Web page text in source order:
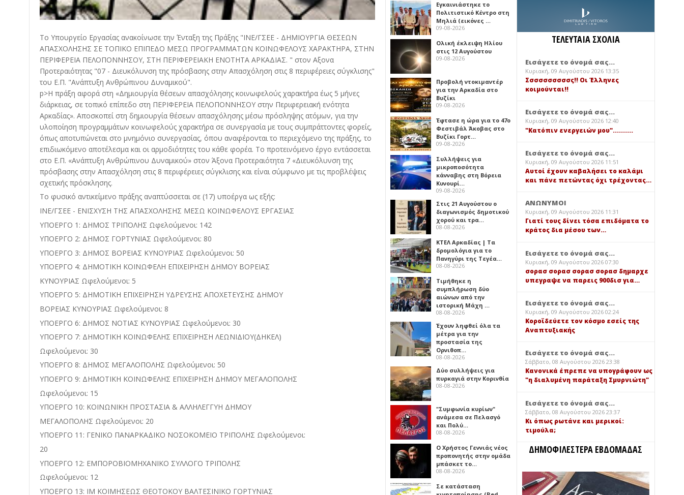
Το Υπουργείο Εργασίας ανακοίνωσε την Ένταξη της Πράξης "ΙΝΕ/ΓΣΕΕ - ΔΗΜΙΟΥΡΓΙΑ ΘΕΣΕΩΝ
ΑΠΑΣΧΟΛΗΣΗΣ ΣΕ ΤΟΠΙΚΟ ΕΠΙΠΕΔΟ ΜΕΣΩ ΠΡΟΓΡΑΜΜΑΤΩΝ ΚΟΙΝΩΦΕΛΟΥΣ ΧΑΡΑΚΤΗΡΑ, ΣΤΗΝ
ΠΕΡΙΦΕΡΕΙΑ ΠΕΛΟΠΟΝΝΗΣΟΥ, ΣΤΗ ΠΕΡΙΦΕΡΕΙΑΚΗ ΕΝΟΤΗΤΑ ΑΡΚΑΔΙΑΣ. " στον Αξονα
Προτεραιότητας "07 - Διευκόλυνση της πρόσβασης στην Απασχόληση στις 8 περιφέρειες σύγκλισης"
του Ε.Π. "Ανάπτυξη Ανθρώπινου Δυναμικού".
p>Η πράξη αφορά στη «Δημιουργία θέσεων απασχόλησης κοινωφελούς χαρακτήρα έως 5 μήνες
διάρκειας, σε τοπικό επίπεδο στη ΠΕΡΙΦΕΡΕΙΑ ΠΕΛΟΠΟΝΝΗΣΟΥ στην Περιφερειακή ενότητα
Αρκαδίας». Αποσκοπεί στη δημιουργία θέσεων απασχόλησης μέσω πρόσληψης ατόμων, για την
υλοποίηση προγραμμάτων κοινωφελούς χαρακτήρα σε συνεργασία με τους συμπράττοντες φορείς,
όπως αποτυπώνεται στο μνημόνιο συνεργασίας, όπου αναφέρονται το περιεχόμενο της πράξης, το
επιδιωκόμενο αποτέλεσμα και οι αρμοδιότητες του κάθε φορέα. Το προτεινόμενο έργο εντάσσεται
στο Ε.Π. «Ανάπτυξη Ανθρώπινου Δυναμικού» στον Άξονα Προτεραιότητα 7 «Διευκόλυνση της
πρόσβασης στην Απασχόληση στις 8 περιφέρειες σύγκλισης και είναι σύμφωνο με τις προβλέψεις
σχετικής πρόσκλησης.
Το φυσικό αντικείμενο πράξης αναπτύσσεται σε (17) υποέργα ως εξής:
ΙΝΕ/ΓΣΕΕ - ΕΝΙΣΧΥΣΗ ΤΗΣ ΑΠΑΣΧΟΛΗΣΗΣ ΜΕΣΩ ΚΟΙΝΩΦΕΛΟΥΣ ΕΡΓΑΣΙΑΣ
ΥΠΟΕΡΓΟ 1: ΔΗΜΟΣ ΤΡΙΠΟΛΗΣ Ωφελούμενοι: 142
ΥΠΟΕΡΓΟ 2: ΔΗΜΟΣ ΓΟΡΤΥΝΙΑΣ Ωφελούμενοι: 80
ΥΠΟΕΡΓΟ 3: ΔΗΜΟΣ ΒΟΡΕΙΑΣ ΚΥΝΟΥΡΙΑΣ Ωφελούμενοι: 50
ΥΠΟΕΡΓΟ 4: ΔΗΜΟΤΙΚΗ ΚΟΙΝΩΦΕΛΗ ΕΠΙΧΕΙΡΗΣΗ ΔΗΜΟΥ ΒΟΡΕΙΑΣ
ΚΥΝΟΥΡΙΑΣ Ωφελούμενοι: 5
ΥΠΟΕΡΓΟ 5: ΔΗΜΟΤΙΚΗ ΕΠΙΧΕΙΡΗΣΗ ΥΔΡΕΥΣΗΣ ΑΠΟΧΕΤΕΥΣΗΣ ΔΗΜΟΥ
ΒΟΡΕΙΑΣ ΚΥΝΟΥΡΙΑΣ Ωφελούμενοι: 8
ΥΠΟΕΡΓΟ 6: ΔΗΜΟΣ ΝΟΤΙΑΣ ΚΥΝΟΥΡΙΑΣ Ωφελούμενοι: 30
ΥΠΟΕΡΓΟ 7: ΔΗΜΟΤΙΚΗ ΚΟΙΝΩΦΕΛΗΣ ΕΠΙΧΕΙΡΗΣΗ ΛΕΩΝΙΔΙΟΥ(ΔΗΚΕΛ)
Ωφελούμενοι: 30
ΥΠΟΕΡΓΟ 8: ΔΗΜΟΣ ΜΕΓΑΛΟΠΟΛΗΣ Ωφελούμενοι: 50
ΥΠΟΕΡΓΟ 9: ΔΗΜΟΤΙΚΗ ΚΟΙΝΩΦΕΛΗΣ ΕΠΙΧΕΙΡΗΣΗ ΔΗΜΟΥ ΜΕΓΑΛΟΠΟΛΗΣ
Ωφελούμενοι: 15
ΥΠΟΕΡΓΟ 10: ΚΟΙΝΩΝΙΚΗ ΠΡΟΣΤΑΣΙΑ & ΑΛΛΗΛΕΓΓΥΗ ΔΗΜΟΥ
ΜΕΓΑΛΟΠΟΛΗΣ Ωφελούμενοι: 20
ΥΠΟΕΡΓΟ 11: ΓΕΝΙΚΟ ΠΑΝΑΡΚΑΔΙΚΟ ΝΟΣΟΚΟΜΕΙΟ ΤΡΙΠΟΛΗΣ Ωφελούμενοι:
20
ΥΠΟΕΡΓΟ 12: ΕΜΠΟΡΟΒΙΟΜΗΧΑΝΙΚΟ ΣΥΛΛΟΓΟ ΤΡΙΠΟΛΗΣ
Ωφελούμενοι: 12
ΥΠΟΕΡΓΟ 13: ΙΜ ΚΟΙΜΗΣΕΩΣ ΘΕΟΤΟΚΟΥ ΒΑΛΤΕΣΙΝΙΚΟ ΓΟΡΤΥΝΙΑΣ
Εγκαινιάστηκε το
Πολιτιστικό Κέντρο στη
Μηλιά (εικόνες …
09-08-2026
Ολική έκλειψη Ηλίου
στις 12 Αυγούστου
09-08-2026
Προβολή ντοκιμαντέρ
για την Αρκαδία στο
Βυζίκι
09-08-2026
Έφτασε η ώρα για το 47ο
Φεστιβάλ Άκοβας στο
Βυζίκι Γορτ…
09-08-2026
Συλλήψεις για
μικροποσότητα
κάνναβης στη Βόρεια
Κυνουρί…
09-08-2026
Στις 21 Αυγούστου ο
διαγωνισμός δημοτικού
χορού και τρα…
08-08-2026
ΚΤΕΛ Αρκαδίας | Τα
δρομολόγια για το
Πανηγύρι της Τεγέα…
08-08-2026
Τιμήθηκε η
συμπλήρωση δύο
αιώνων από την
ιστορική Μάχη …
08-08-2026
Έχουν ληφθεί όλα τα
μέτρα για την
προστασία της
Ορνιθοπ…
08-08-2026
Δύο συλλήψεις για
πυρκαγιά στην Κορινθία
08-08-2026
"Συμφωνία κυρίων"
ανάμεσα σε Πελασγό
και Πολύ…
08-08-2026
Ο Χρήστος Γεννιάς νέος
προπονητής στην ομάδα
μπάσκετ το…
08-08-2026
Σε κατάσταση
ΤΕΛΕΥΤΑΙΑ ΣΧΟΛΙΑ
Εισάγετε το όνομά σας...
Κυριακή, 09 Αυγούστου 2026 13:35
Σσσσσσσσσσς!! Οι Έλληνες
κοιμούνται!!
Εισάγετε το όνομά σας...
Κυριακή, 09 Αυγούστου 2026 12:40
"Κατόπιν ενεργειών μου"..........
Εισάγετε το όνομά σας...
Κυριακή, 09 Αυγούστου 2026 11:51
Αυτοί έχουν καβαλήσει το καλάμι
και πάνε πετώντας όχι τρέχοντας…
ΑΝΩΝΥΜΟΙ
Κυριακή, 09 Αυγούστου 2026 11:31
Γιατί τους δίνει τόσα επιδόματα το
κράτος δια μέσου των…
Εισάγετε το όνομά σας...
Κυριακή, 09 Αυγούστου 2026 07:30
σορασ σορασ σορασ σορασ δημαρχε
υπεγραψε να παρεις 900δισ για…
Εισάγετε το όνομά σας...
Κυριακή, 09 Αυγούστου 2026 02:24
Κοροϊδεύετε τον κόσμο εσείς της
Αναπτυξιακής
Εισάγετε το όνομά σας...
Σάββατο, 08 Αυγούστου 2026 23:38
Κανονικά έπρεπε να υπογράφουν ως
"η διαλυμένη παράταξη Σμυρνιώτη"
Εισάγετε το όνομά σας...
Σάββατο, 08 Αυγούστου 2026 23:37
Κι όπως ρωτάνε και μερικοί:
τιμούλα;
ΔΗΜΟΦΙΛΕΣΤΕΡΑ ΕΒΔΟΜΑΔΑΣ